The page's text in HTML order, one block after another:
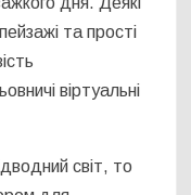
та прості
віртуальні
світ, то